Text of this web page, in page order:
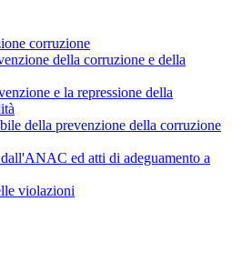
corruzione
della corruzione e della
e la repressione della
della prevenzione della corruzione
ed atti di adeguamento a
violazioni